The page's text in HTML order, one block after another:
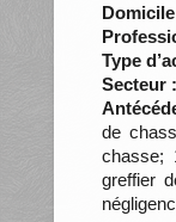
Type
Secteur :
de
chasse;
greffier